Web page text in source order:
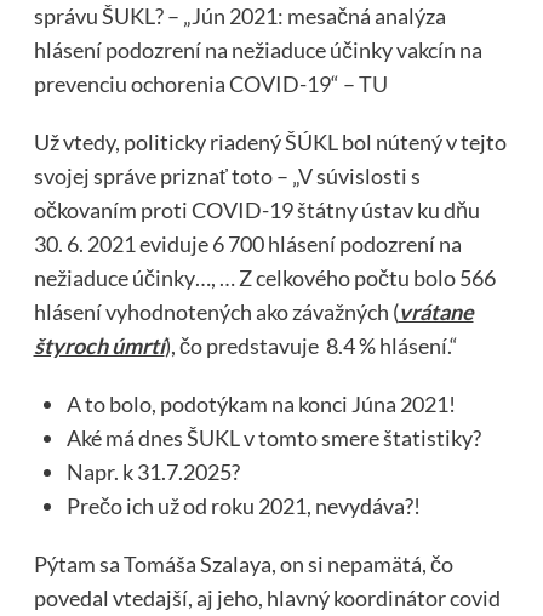
správu ŠUKL? – „Jún 2021: mesačná analýza
hlásení podozrení na nežiaduce účinky vakcín na
prevenciu ochorenia COVID-19“ –TU
Už vtedy, politicky riadený ŠÚKL bol nútený v tejto
svojej správe priznať toto – „V súvislosti s
očkovaním proti COVID-19 štátny ústav ku dňu
30. 6. 2021 eviduje 6 700 hlásení podozrení na
nežiaduce účinky…, … Z celkového počtu bolo 566
hlásení vyhodnotených ako závažných (vrátane
štyroch úmrtí), čo predstavuje 8.4 % hlásení.“
A to bolo, podotýkam na konci Júna 2021!
Aké má dnes ŠUKL v tomto smere štatistiky?
Napr. k 31.7.2025?
Prečo ich už od roku 2021, nevydáva?!
Pýtam sa Tomáša Szalaya, on si nepamätá, čo
povedal vtedajší, aj jeho, hlavný koordinátor covid